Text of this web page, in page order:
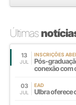
Últimas
13
JUL
INSCRIÇÕES
Pós-
conexão com
03
JUL
EAD
Ulbra oferece